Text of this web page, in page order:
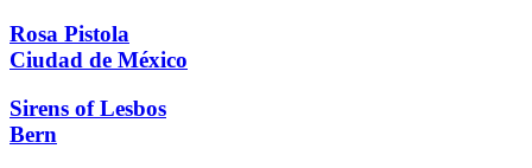
Rosa Pistola
Ciudad de México
Sirens of Lesbos
Bern